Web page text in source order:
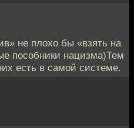
не плохо бы «взять на
пособники нацизма)Тем
есть в самой системе.